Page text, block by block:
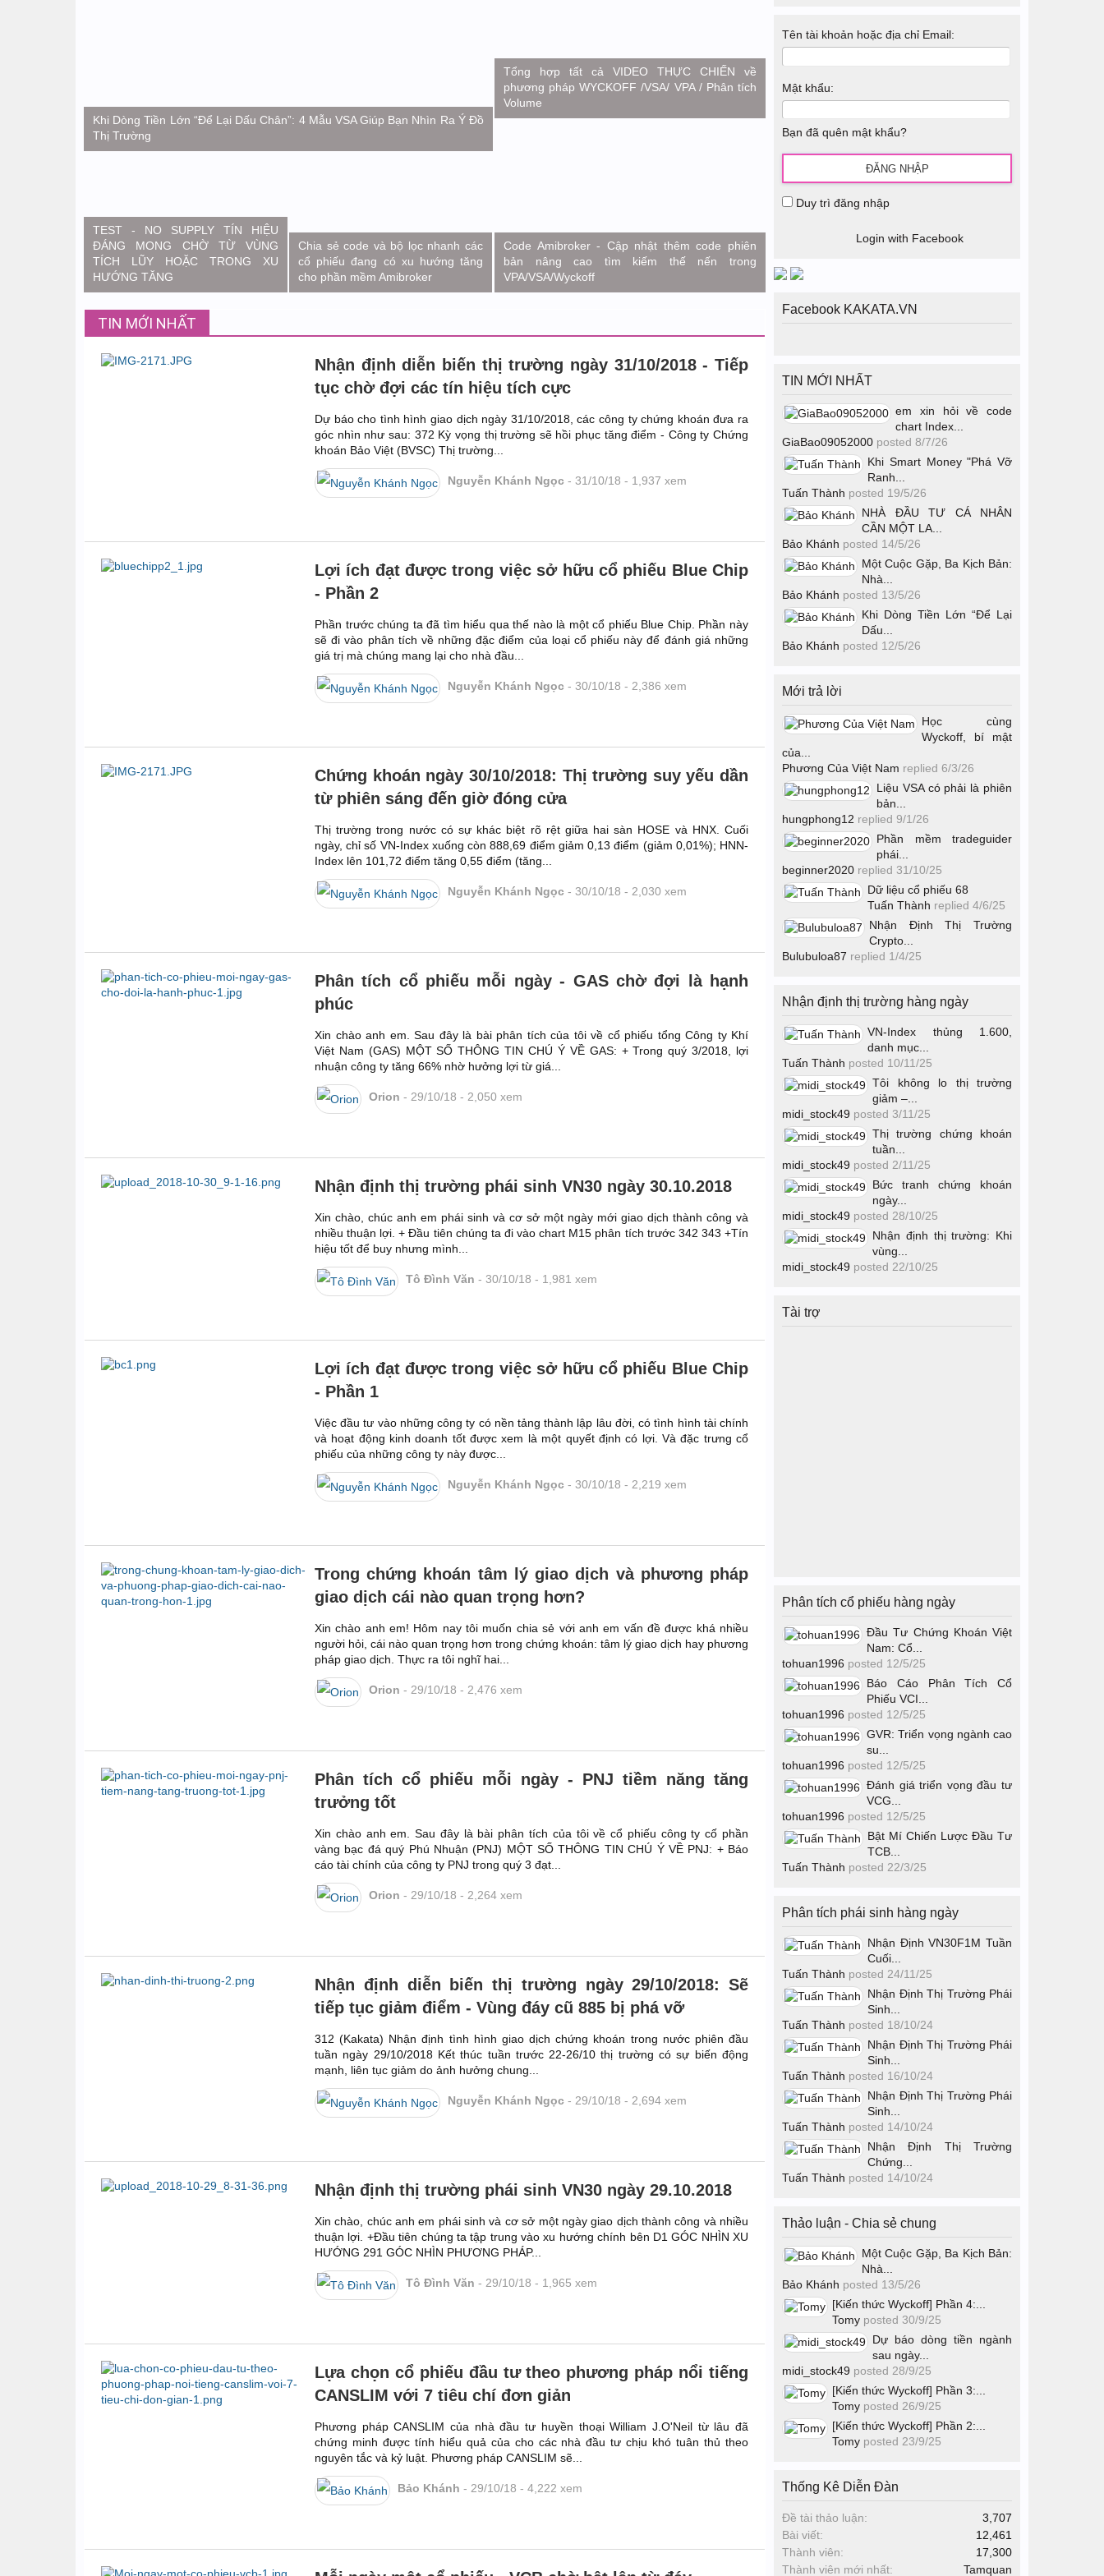
Khi Dòng Tiền Lớn “Để Lại Dấu Chân”: 4 Mẫu VSA Giúp Bạn Nhìn Ra Ý Đồ
Thị Trường
TEST - NO SUPPLY TÍN HIỆU
ĐÁNG MONG CHỜ TỪ VÙNG
TÍCH LŨY HOẶC TRONG XU
HƯỚNG TĂNG
Chia sẻ code và bộ lọc nhanh các
cổ phiếu đang có xu hướng tăng
cho phần mềm Amibroker
Tổng hợp tất cả VIDEO THỰC CHIẾN về
phương pháp WYCKOFF /VSA/ VPA / Phân tích
Volume
Code Amibroker - Cập nhật thêm code phiên
bản nâng cao tìm kiếm thế nến trong
VPA/VSA/Wyckoff
TIN MỚI NHẤT
Nhận định diễn biến thị trường ngày 31/10/2018 - Tiếp
tục chờ đợi các tín hiệu tích cực
Dự báo cho tình hình giao dịch ngày 31/10/2018, các công ty chứng khoán đưa ra
góc nhìn như sau: 372 Kỳ vọng thị trường sẽ hồi phục tăng điểm - Công ty Chứng
khoán Bảo Việt (BVSC) Thị trường...
Nguyễn Khánh Ngọc 31/10/18 1,937 xem
Lợi ích đạt được trong việc sở hữu cổ phiếu Blue Chip
- Phần 2
Phần trước chúng ta đã tìm hiểu qua thế nào là một cổ phiếu Blue Chip. Phần này
sẽ đi vào phân tích về những đặc điểm của loại cổ phiếu này để đánh giá những
giá trị mà chúng mang lại cho nhà đầu...
Nguyễn Khánh Ngọc 30/10/18 2,386 xem
Chứng khoán ngày 30/10/2018: Thị trường suy yếu dần
từ phiên sáng đến giờ đóng cửa
Thị trường trong nước có sự khác biệt rõ rệt giữa hai sàn HOSE và HNX. Cuối
ngày, chỉ số VN-Index xuống còn 888,69 điểm giảm 0,13 điểm (giảm 0,01%); HNN-
Index lên 101,72 điểm tăng 0,55 điểm (tăng...
Nguyễn Khánh Ngọc 30/10/18 2,030 xem
Phân tích cổ phiếu mỗi ngày - GAS chờ đợi là hạnh
phúc
Xin chào anh em. Sau đây là bài phân tích của tôi về cổ phiếu tổng Công ty Khí
Việt Nam (GAS) MỘT SỐ THÔNG TIN CHÚ Ý VỀ GAS: + Trong quý 3/2018, lợi
nhuận công ty tăng 66% nhờ hưởng lợi từ giá...
Orion 29/10/18 2,050 xem
Nhận định thị trường phái sinh VN30 ngày 30.10.2018
Xin chào, chúc anh em phái sinh và cơ sở một ngày mới giao dịch thành công và
nhiều thuận lợi. + Đầu tiên chúng ta đi vào chart M15 phân tích trước 342 343 +Tín
hiệu tốt để buy nhưng mình...
Tô Đình Văn 30/10/18 1,981 xem
Lợi ích đạt được trong việc sở hữu cổ phiếu Blue Chip
- Phần 1
Việc đầu tư vào những công ty có nền tảng thành lập lâu đời, có tình hình tài chính
và hoạt động kinh doanh tốt được xem là một quyết định có lợi. Và đặc trưng cổ
phiếu của những công ty này được...
Nguyễn Khánh Ngọc 30/10/18 2,219 xem
Trong chứng khoán tâm lý giao dịch và phương pháp
giao dịch cái nào quan trọng hơn?
Xin chào anh em! Hôm nay tôi muốn chia sẻ với anh em vấn đề được khá nhiều
người hỏi, cái nào quan trọng hơn trong chứng khoán: tâm lý giao dịch hay phương
pháp giao dịch. Thực ra tôi nghĩ hai...
Orion 29/10/18 2,476 xem
Phân tích cổ phiếu mỗi ngày - PNJ tiềm năng tăng
trưởng tốt
Xin chào anh em. Sau đây là bài phân tích của tôi về cổ phiếu công ty cố phần
vàng bạc đá quý Phú Nhuận (PNJ) MỘT SỐ THÔNG TIN CHÚ Ý VỀ PNJ: + Báo
cáo tài chính của công ty PNJ trong quý 3 đạt...
Orion 29/10/18 2,264 xem
Nhận định diễn biến thị trường ngày 29/10/2018: Sẽ
tiếp tục giảm điểm - Vùng đáy cũ 885 bị phá vỡ
312 (Kakata) Nhận định tình hình giao dịch chứng khoán trong nước phiên đầu
tuần ngày 29/10/2018 Kết thúc tuần trước 22-26/10 thị trường có sự biến động
mạnh, liên tục giảm do ảnh hưởng chung...
Nguyễn Khánh Ngọc 29/10/18 2,694 xem
Nhận định thị trường phái sinh VN30 ngày 29.10.2018
Xin chào, chúc anh em phái sinh và cơ sở một ngày giao dịch thành công và nhiều
thuận lợi. +Đầu tiên chúng ta tập trung vào xu hướng chính bên D1 GÓC NHÌN XU
HƯỚNG 291 GÓC NHÌN PHƯƠNG PHÁP...
Tô Đình Văn 29/10/18 1,965 xem
Lựa chọn cổ phiếu đầu tư theo phương pháp nổi tiếng
CANSLIM với 7 tiêu chí đơn giản
Phương pháp CANSLIM của nhà đầu tư huyền thoại William J.O'Neil từ lâu đã
chứng minh được tính hiểu quả của cho các nhà đầu tư chịu khó tuân thủ theo
nguyên tắc và kỷ luật. Phương pháp CANSLIM sẽ...
Bảo Khánh 29/10/18 4,222 xem
Tên tài khoản hoặc địa chỉ Email:
Mật khẩu:
Bạn đã quên mật khẩu?
Duy trì đăng nhập
Login with Facebook
Facebook KAKATA.VN
TIN MỚI NHẤT
em xin hỏi về code
chart Index...
GiaBao09052000 posted 8/7/26
Khi Smart Money "Phá Vỡ
Ranh...
Tuấn Thành posted 19/5/26
NHÀ ĐẦU TƯ CÁ NHÂN
CẦN MỘT LA...
Bảo Khánh posted 14/5/26
Một Cuộc Gặp, Ba Kịch Bản:
Nhà...
Bảo Khánh posted 13/5/26
Khi Dòng Tiền Lớn “Để Lại
Dấu...
Bảo Khánh posted 12/5/26
Mới trả lời
Học cùng
Wyckoff, bí mật
của...
Phương Của Việt Nam replied 6/3/26
Liệu VSA có phải là phiên
bản...
hungphong12 replied 9/1/26
Phần mềm tradeguider
phái...
beginner2020 replied 31/10/25
Dữ liệu cổ phiếu 68
Tuấn Thành replied 4/6/25
Nhận Định Thị Trường
Crypto...
Bulubuloa87 replied 1/4/25
Nhận định thị trường hàng ngày
VN-Index thủng 1.600,
danh mục...
Tuấn Thành posted 10/11/25
Tôi không lo thị trường
giảm –...
midi_stock49 posted 3/11/25
Thị trường chứng khoán
tuần...
midi_stock49 posted 2/11/25
Bức tranh chứng khoán
ngày...
midi_stock49 posted 28/10/25
Nhận định thị trường: Khi
vùng...
midi_stock49 posted 22/10/25
Tài trợ
Phân tích cổ phiếu hàng ngày
Đầu Tư Chứng Khoán Việt
Nam: Cổ...
tohuan1996 posted 12/5/25
Báo Cáo Phân Tích Cổ
Phiếu VCI...
tohuan1996 posted 12/5/25
GVR: Triển vọng ngành cao
su...
tohuan1996 posted 12/5/25
Đánh giá triển vọng đầu tư
VCG...
tohuan1996 posted 12/5/25
Bật Mí Chiến Lược Đầu Tư
TCB...
Tuấn Thành posted 22/3/25
Phân tích phái sinh hàng ngày
Nhận Định VN30F1M Tuần
Cuối...
Tuấn Thành posted 24/11/25
Nhận Định Thị Trường Phái
Sinh...
Tuấn Thành posted 18/10/24
Nhận Định Thị Trường Phái
Sinh...
Tuấn Thành posted 16/10/24
Nhận Định Thị Trường Phái
Sinh...
Tuấn Thành posted 14/10/24
Nhận Định Thị Trường
Chứng...
Tuấn Thành posted 14/10/24
Thảo luận - Chia sẻ chung
Một Cuộc Gặp, Ba Kịch Bản:
Nhà...
Bảo Khánh posted 13/5/26
[Kiến thức Wyckoff] Phần 4:...
Tomy posted 30/9/25
Dự báo dòng tiền ngành
sau ngày...
midi_stock49 posted 28/9/25
[Kiến thức Wyckoff] Phần 3:...
Tomy posted 26/9/25
[Kiến thức Wyckoff] Phần 2:...
Tomy posted 23/9/25
Thống Kê Diễn Đàn
Đề tài thảo luận:
3,707
Bài viết:
12,461
Thành viên:
17,300
Thành viên mới nhất:
Tamquan